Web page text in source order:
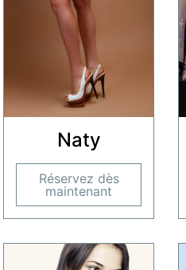
Naty
Réservez dès
maintenant